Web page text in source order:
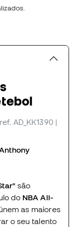
ref. AD_KK1390 |
são
do NBA All-
as maiores
o seu talento